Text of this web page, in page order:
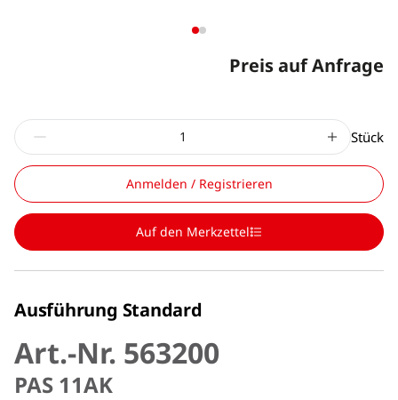
Preis auf Anfrage
Stück
Anmelden / Registrieren
Auf den Merkzettel
Ausführung Standard
Art.-Nr. 563200
PAS 11AK